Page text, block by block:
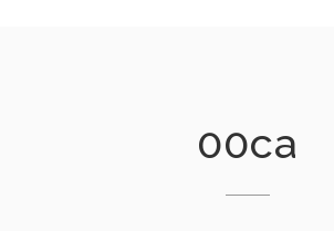
00ca